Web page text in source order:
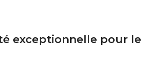
exceptionnelle pour le